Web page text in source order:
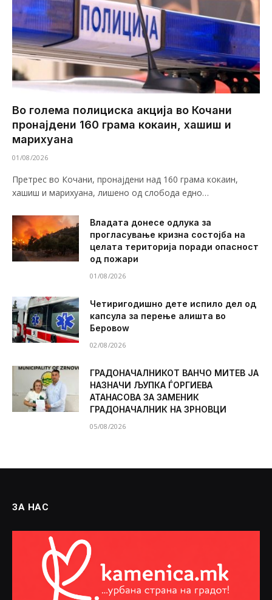
Во голема полициска акција во Кочани
пронајдени 160 грама кокаин, хашиш и
марихуана
01/08/2026
Претрес во Кочани, пронајдени над 160 грама кокаин,
хашиш и марихуана, лишено од слобода едно…
Владата донесе одлука за
прогласување кризна состојба на
целата територија поради опасност
од пожари
01/08/2026
Четиригодишно дете испило дел од
капсула за перење алишта во
Беровоw
02/08/2026
ГРАДОНАЧАЛНИКОТ ВАНЧО МИТЕВ ЈА
НАЗНАЧИ ЉУПКА ЃОРГИЕВА
АТАНАСОВА ЗА ЗАМЕНИК
ГРАДОНАЧАЛНИК НА ЗРНОВЦИ
05/08/2026
ЗА НАС